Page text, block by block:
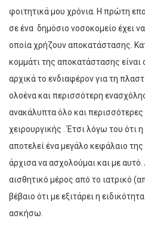
φοιτητικά μου χρόνια. Η πρώτη
σε ένα δημόσιο νοσοκομείο έχει
οποία χρήζουν αποκατάστασης.
κομμάτι της αποκατάστασης είναι
αρχικά το ενδιαφέρον για τη
ολοένα και περισσότερη
ανακάλυπτα όλο και
χειρουργικής . Έτσι λόγω του ότι
αποτελεί ένα μεγάλο κεφάλαιο
άρχισα να ασχολούμαι και με
αισθητικό μέρος από το ιατρικό
βέβαιο ότι με εξιτάρει η
ασκήσω.